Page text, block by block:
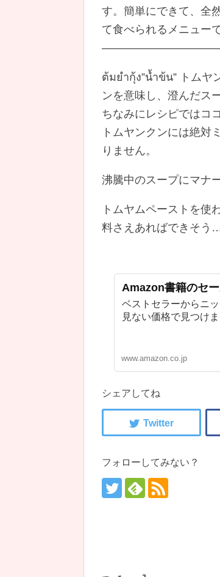
す。簡単にできて、全
て食べられるメニューで
ต้มยำกุ้ง”น้ำข้น” トムヤ
ンを意味し、澄んだス
ちなみにレシピではコ
トムヤンクンには絶対
りません。
沸騰中のスープにマナ
トムヤムペーストを使
料さえあればできそう
Amazon書籍のセ
ベストセラーからニ
見ない価格で見つけ
www.amazon.co.jp
シェアしてね
フォローしてみない？